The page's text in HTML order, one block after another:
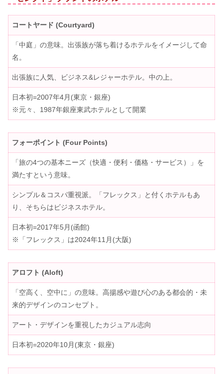
コートヤード (Courtyard)
「中庭」の意味。出張族が落ち着けるホテルをイメージして命
名。
出張族に人気、ビジネス&レジャーホテル。中の上。
日本初=2007年4月(東京・銀座)
※元々、1987年銀座東武ホテルとして開業
フォーポイント (Four Points)
「旅の4つの基本ニーズ（快適・便利・価格・サービス）」を
満たすという意味。
シンプル＆コスパ重視派。「フレックス」と付くホテルもあ
り、そちらはビジネスホテル。
日本初=2017年5月(函館)
※「フレックス」は2024年11月(大阪)
アロフト (Aloft)
「空高く、空中に」の意味。高揚感や遊び心のある都会的・未
来的デザインのコンセプト。
アート・デザインを重視したカジュアル志向
日本初=2020年10月(東京・銀座)